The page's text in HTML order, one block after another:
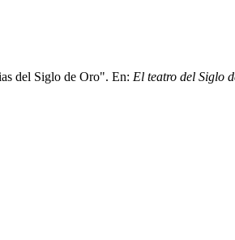
del Siglo de Oro". En: El teatro del Siglo